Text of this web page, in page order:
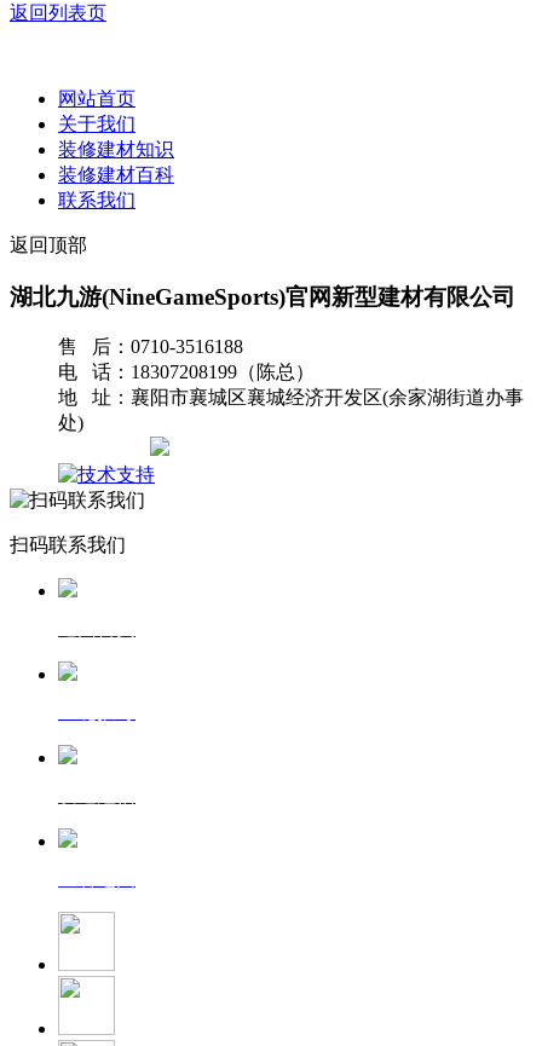
返回列表页
网站首页
关于我们
装修建材知识
装修建材百科
联系我们
返回顶部
湖北九游(NineGameSports)官网新型建材有限公司
售 后：0710-3516188
电 话：18307208199（陈总）
地 址：襄阳市襄城区襄城经济开发区(余家湖街道办事
处)
扫码联系我们